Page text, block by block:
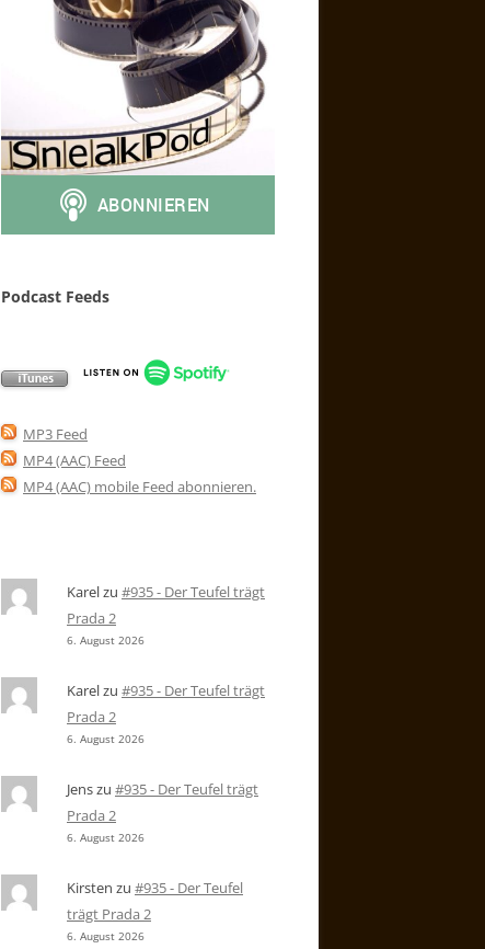
Podcast Feeds
MP3 Feed
MP4 (AAC) Feed
MP4 (AAC) mobile Feed abonnieren.
Karelzu #935 - Der Teufel trägt
Prada 2
6. August 2026
Karelzu #935 - Der Teufel trägt
Prada 2
6. August 2026
Jenszu #935 - Der Teufel trägt
Prada 2
6. August 2026
Kirsten zu #935 - Der Teufel
trägt Prada 2
6. August 2026